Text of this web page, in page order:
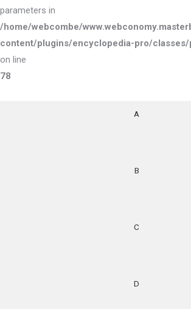
parameters in
/home/webcombe/
content/plugins/encyclopedia-pro/
on line
78
A
B
C
D